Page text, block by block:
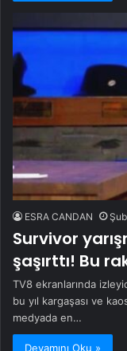
ESRA CANDAN
Survivor
şaşırttı! Bu
TV8 ekranlarında
bu yıl kargaşası ve
medyada en…
Devamını Oku »